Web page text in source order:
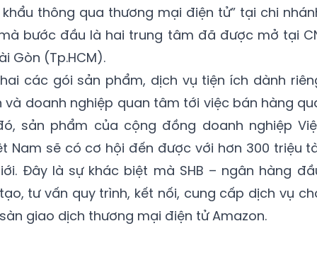
thông qua thương mại điện tử” tại chi
bước đầu là hai trung tâm đã được mở tại
Gòn (Tp.HCM).
các gói sản phẩm, dịch vụ tiện ích dành
doanh nghiệp quan tâm tới việc bán hàng
sản phẩm của cộng đồng doanh nghiệp
Nam sẽ có cơ hội đến được với hơn 300 triệu
Đây là sự khác biệt mà SHB – ngân hàng
tư vấn quy trình, kết nối, cung cấp dịch vụ
giao dịch thương mại điện tử Amazon.